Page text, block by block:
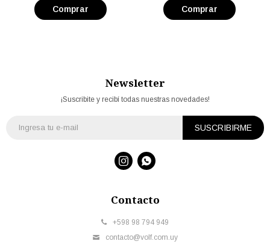
Contacto
+598 98 794 949
contacto@volf.com.uy
Newsletter
¡Suscribite y recibí todas nuestras novedades!
SUSCRIBIRME
 